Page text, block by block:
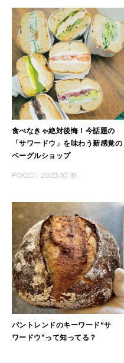
食べなきゃ絶対後悔！今話題の
「サワードウ」を味わう新感覚の
ベーグルショップ
FOOD 2023.10.18
パントレンドのキーワード“サ
ワードウ”って知ってる？